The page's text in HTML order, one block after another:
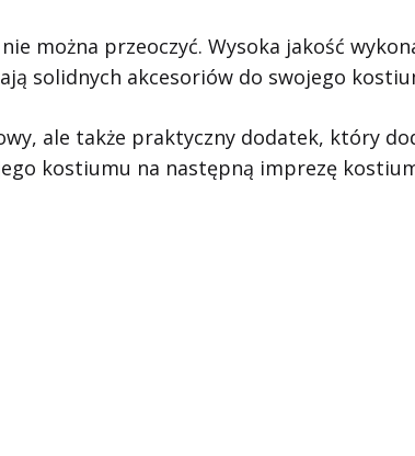
można przeoczyć. Wysoka jakość
solidnych akcesoriów do swojego
ale także praktyczny dodatek, który
kostiumu na następną imprezę